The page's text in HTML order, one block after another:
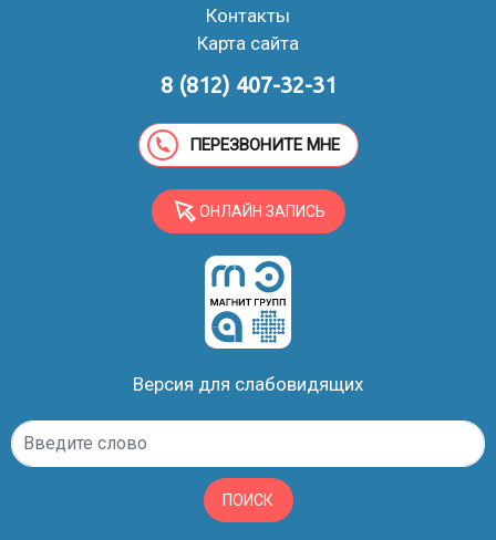
Контакты
Карта сайта
8 (812) 407-32-31
ПЕРЕЗВОНИТЕ МНЕ
ОНЛАЙН ЗАПИСЬ
Версия для слабовидящих
ПОИСК